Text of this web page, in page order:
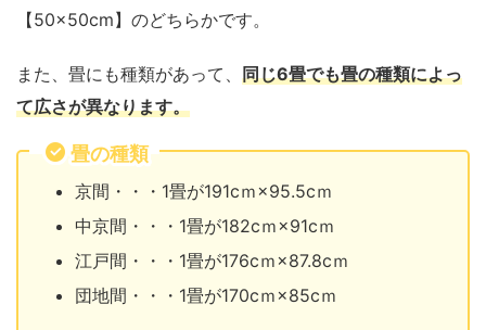
【50×50cm】のどちらかです。
また、畳にも種類があって、 同じ6畳でも畳の種類によっ
て広さが異なります。
畳の種類
京間・・・1畳が191cｍ×95.5cｍ
中京間・・・1畳が182cｍ×91cｍ
江戸間・・・1畳が176cｍ×87.8cｍ
団地間・・・1畳が170cｍ×85cｍ